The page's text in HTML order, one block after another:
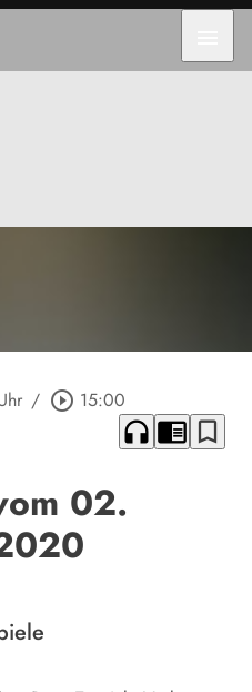
/ play_circle_outline 15:00
headphones chrome_reader_mode bookmark_border
02.